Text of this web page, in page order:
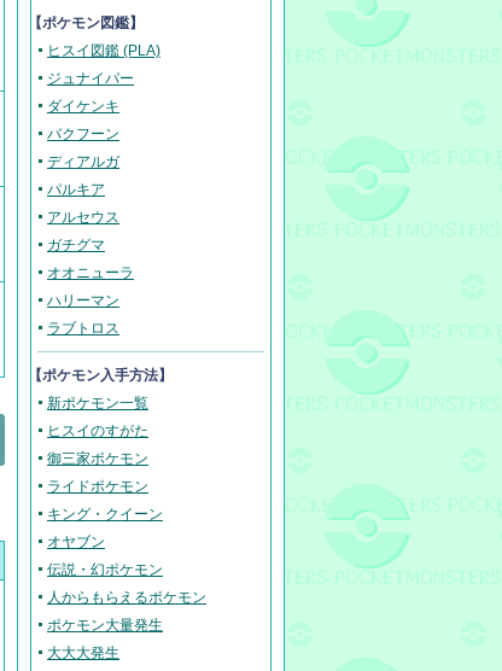
【ポケモン図鑑】
ヒスイ図鑑 (PLA)
ジュナイパー
ダイケンキ
バクフーン
ディアルガ
パルキア
アルセウス
ガチグマ
オオニューラ
ハリーマン
ラブトロス
【ポケモン入手方法】
新ポケモン一覧
ヒスイのすがた
御三家ポケモン
ライドポケモン
キング・クイーン
オヤブン
伝説・幻ポケモン
人からもらえるポケモン
ポケモン大量発生
大大大発生